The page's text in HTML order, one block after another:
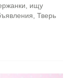
ищу
Тверь